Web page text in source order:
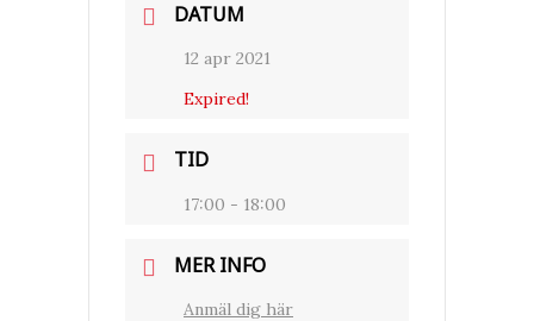
DATUM
12 apr 2021
Expired!
TID
17:00 - 18:00
MER INFO
Anmäl dig här